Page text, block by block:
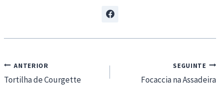
Navegação
de
ANTERIOR
Tortilha de Courgette
SEGUINTE
Focaccia na Assadeira